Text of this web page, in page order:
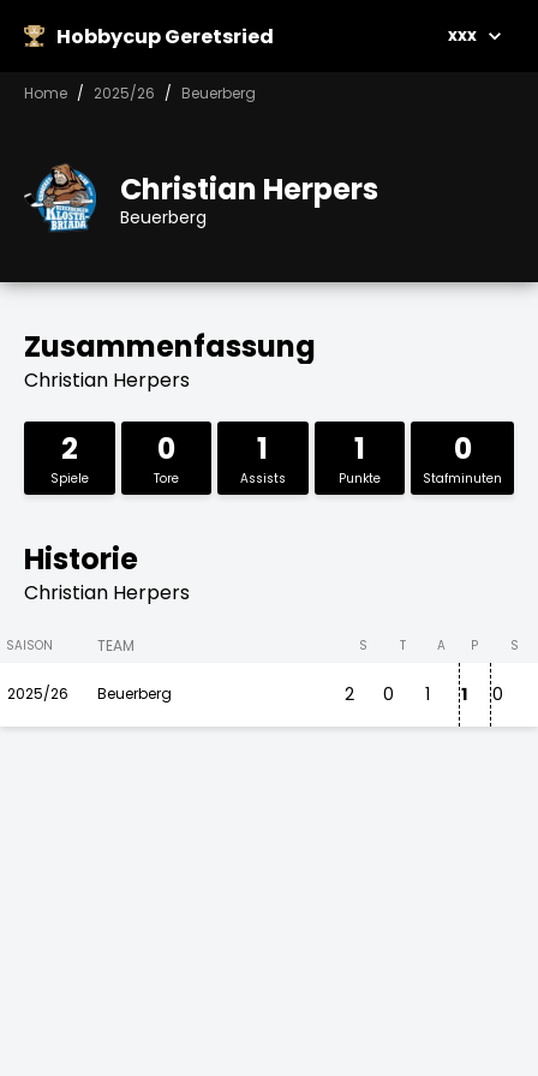
Hobbycup Geretsried xxx
Home 2025/26 Beuerberg
Christian Herpers
Beuerberg
Zusammenfassung
Christian Herpers
2
Spiele
0
Tore
1
Assists
1
Punkte
0
Stafminuten
Historie
Christian Herpers
SAISON TEAM S T A P S
2025/26 Beuerberg 2 0 1 1 0